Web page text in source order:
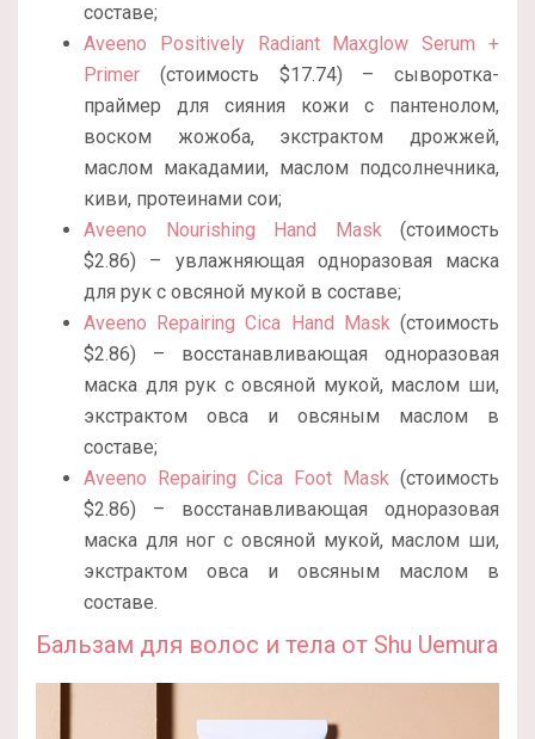
составе;
Aveeno Positively Radiant Maxglow Serum +
Primer (стоимость $17.74) – сыворотка-
праймер для сияния кожи с пантенолом,
воском жожоба, экстрактом дрожжей,
маслом макадамии, маслом подсолнечника,
киви, протеинами сои;
Aveeno Nourishing Hand Mask(стоимость
$2.86) – увлажняющая одноразовая маска
для рук с овсяной мукой в составе;
Aveeno Repairing Cica Hand Mask(стоимость
$2.86) – восстанавливающая одноразовая
маска для рук с овсяной мукой, маслом ши,
экстрактом овса и овсяным маслом в
составе;
Aveeno Repairing Cica Foot Mask (стоимость
$2.86) – восстанавливающая одноразовая
маска для ног с овсяной мукой, маслом ши,
экстрактом овса и овсяным маслом в
составе.
Бальзам для волос и тела от Shu Uemura